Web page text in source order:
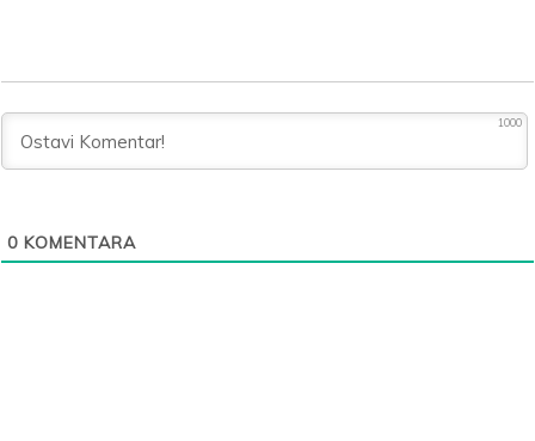
1000
0 KOMENTARA